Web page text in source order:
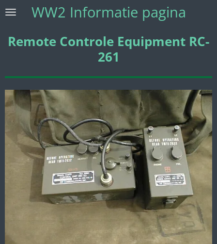
Ga
de
WW2 Informatie pagina
Remote Controle Equipment RC-
261